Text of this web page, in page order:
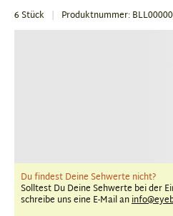
6 Stück Produktnummer:
Du findest Deine Sehwerte nicht?
Solltest Du Deine Sehwerte bei der
schreibe uns eine E-Mail an